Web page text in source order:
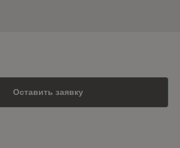
Оставить заявку